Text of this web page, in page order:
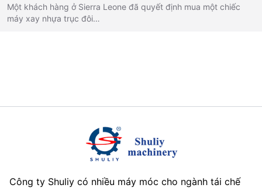
Một khách hàng ở Sierra Leone đã quyết định mua một chiếc
máy xay nhựa trục đôi…
Công ty Shuliy có nhiều máy móc cho ngành tái chế